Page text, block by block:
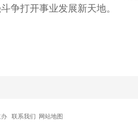
争打开事业发展新天地。
办 联系我们 网站地图